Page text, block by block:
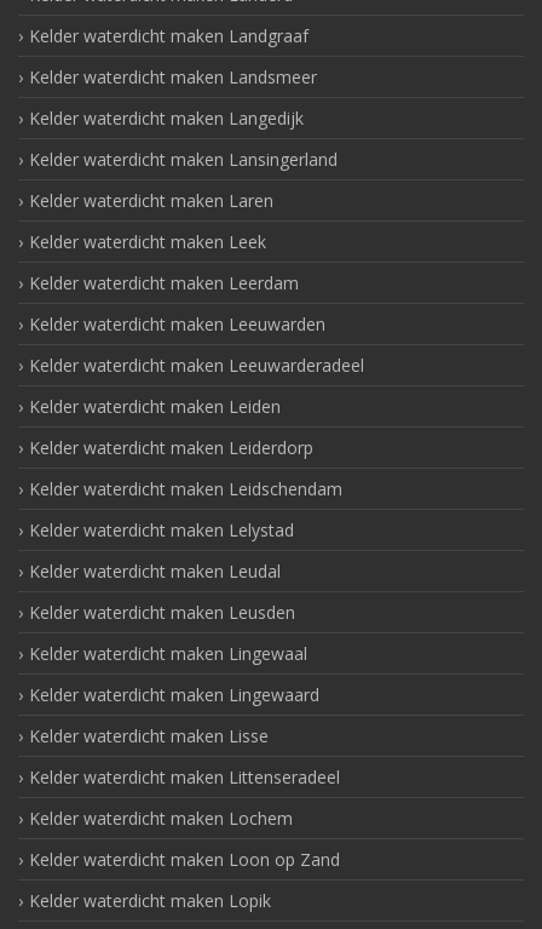
Kelder waterdicht maken Landgraaf
Kelder waterdicht maken Landsmeer
Kelder waterdicht maken Langedijk
Kelder waterdicht maken Lansingerland
Kelder waterdicht maken Laren
Kelder waterdicht maken Leek
Kelder waterdicht maken Leerdam
Kelder waterdicht maken Leeuwarden
Kelder waterdicht maken Leeuwarderadeel
Kelder waterdicht maken Leiden
Kelder waterdicht maken Leiderdorp
Kelder waterdicht maken Leidschendam
Kelder waterdicht maken Lelystad
Kelder waterdicht maken Leudal
Kelder waterdicht maken Leusden
Kelder waterdicht maken Lingewaal
Kelder waterdicht maken Lingewaard
Kelder waterdicht maken Lisse
Kelder waterdicht maken Littenseradeel
Kelder waterdicht maken Lochem
Kelder waterdicht maken Loon op Zand
Kelder waterdicht maken Lopik